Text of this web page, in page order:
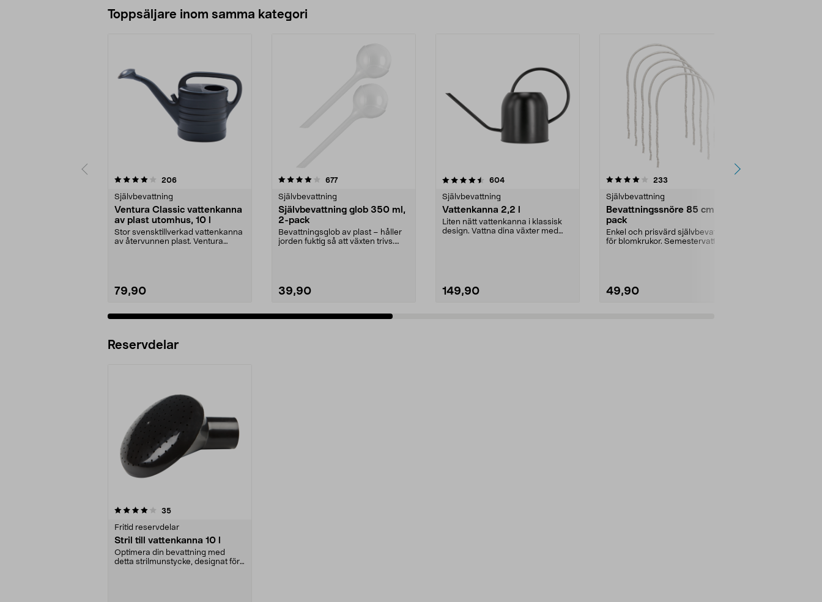
Toppsäljare inom samma kategori
206recensioner
Självbevattning
Ventura Classic vattenkanna
av plast utomhus, 10 l
Stor svensktillverkad vattenkanna
av återvunnen plast. Ventura
79,90
4.0 av 5 stjärnor 677recensioner
Självbevattning
Självbevattning glob 350 ml,
2-pack
Bevattningsglob av plast – håller
jorden fuktig så att växten trivs.
39,90
4.5 av 5 stjärnor 604recensioner
Självbevattning
Vattenkanna 2,2 l
Liten nätt vattenkanna i klassisk
design. Vattna dina växter med
149,90
4.0 av 5 stjärnor 233
Självbevattning
Bevattningssnöre 85 cm, 5-
pack
Enkel och prisvärd självbevattning
för blomkrukor. Semestervattnare
49,90
4.5 av 5 stjärnor
Reservdelar
35recensioner
Fritid reservdelar
Stril till vattenkanna 10 l
Optimera din bevattning med
detta strilmunstycke, designat för